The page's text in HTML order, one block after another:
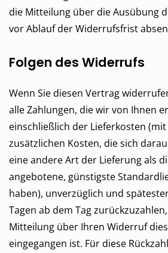
die Mitteilung über die Ausübung
vor Ablauf der Widerrufsfrist
Folgen des Widerrufs
Wenn Sie diesen Vertrag
alle Zahlungen, die wir von Ihnen
einschließlich der Lieferkosten
zusätzlichen Kosten, die sich
eine andere Art der Lieferung als
angebotene, günstigste
haben), unverzüglich und
Tagen ab dem Tag
Mitteilung über Ihren Widerruf
eingegangen ist. Für diese